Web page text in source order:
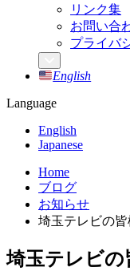
リンク集
お問い合
プライバ
English
Language
English
Japanese
Home
ブログ
お知らせ
埼玉テレビの
埼玉テレビ